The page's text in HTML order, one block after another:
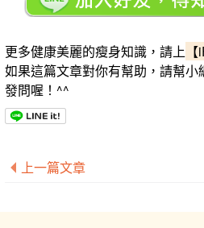
更多健康美麗的瘦身知識，請上
如果這篇文章對你有幫助，請幫
發問喔！^^
上一篇文章